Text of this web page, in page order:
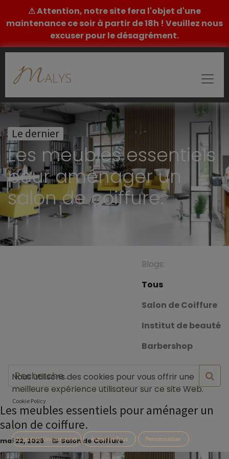
⚠ Attention, notre site fera l'objet d'une
maintenance ce soir à partir de 18h ! Veuillez nous
excuser pour le désagrément.
Le dernier
Les meubles essentiels
pour aménager un
salon de coiffure.
Blogs:
Tous
Salon de Coiffure
Institut de beauté
Barbershop
Les meubles essentiels pour aménager un
salon de coiffure.
mai 22, 2025 Salon de Coiffure
Nous utilisons des cookies pour vous offrir une
meilleure expérience utilisateur sur ce site Web.
Cookie Policy
Essentiels Uniquement Autoriser Tous Personnaliser